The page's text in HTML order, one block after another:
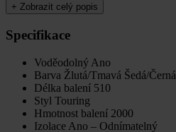
+ Zobrazit celý popis
Specifikace
Voděodolný Ano
Barva Žlutá/Tmavá Šedá/Černá
Délka balení 510
Styl Touring
Hmotnost balení 2000
Izolace Ano – Odnímatelný